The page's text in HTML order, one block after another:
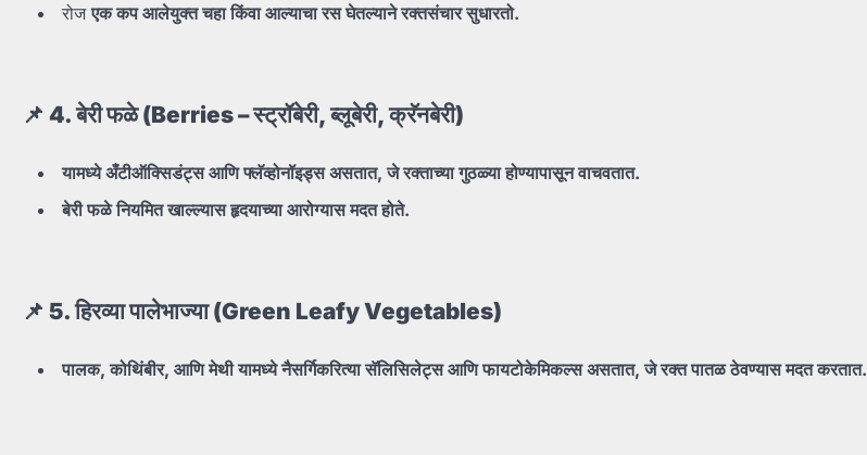
रोजएककपआलेयुक्तचहाकिंवाआल्याचारसघेतल्यानेरक्तसंचारसुधारतो.
📌 4.बेरीफळे (Berries –स्ट्रॉबेरी,ब्लूबेरी,क्रॅनबेरी)
यामध्येअँटीऑक्सिडंट्सआणिफ्लॅव्होनॉइड्सअसतात,जेरक्ताच्यागुठळ्याहोण्यापासूनवाचवतात.
बेरीफळेनियमितखाल्ल्यासहृदयाच्याआरोग्यासमदतहोते.
📌 5.हिरव्यापालेभाज्या (Green Leafy Vegetables)
पालक,कोथिंबीर, आणिमेथीयामध्येनैसर्गिकरित्यासॅलिसिलेट्सआणिफायटोकेमिकल्सअसतात,जेरक्तपातळठेवण्यासमदतकरतात.